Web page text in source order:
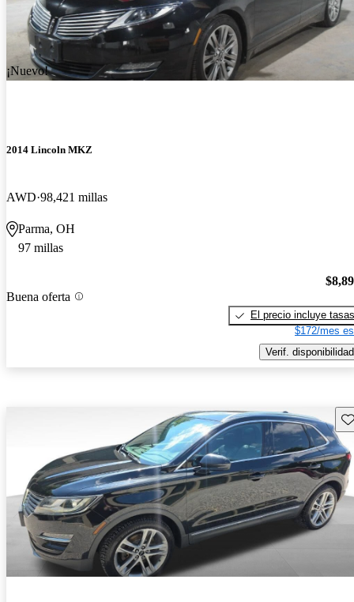
¡Nuevo!
2014 Lincoln MKZ
AWD 98,421 millas
Parma, OH
97 millas
Buena oferta
El precio incluye tasas
$172/mes
Verif. disponibilidad